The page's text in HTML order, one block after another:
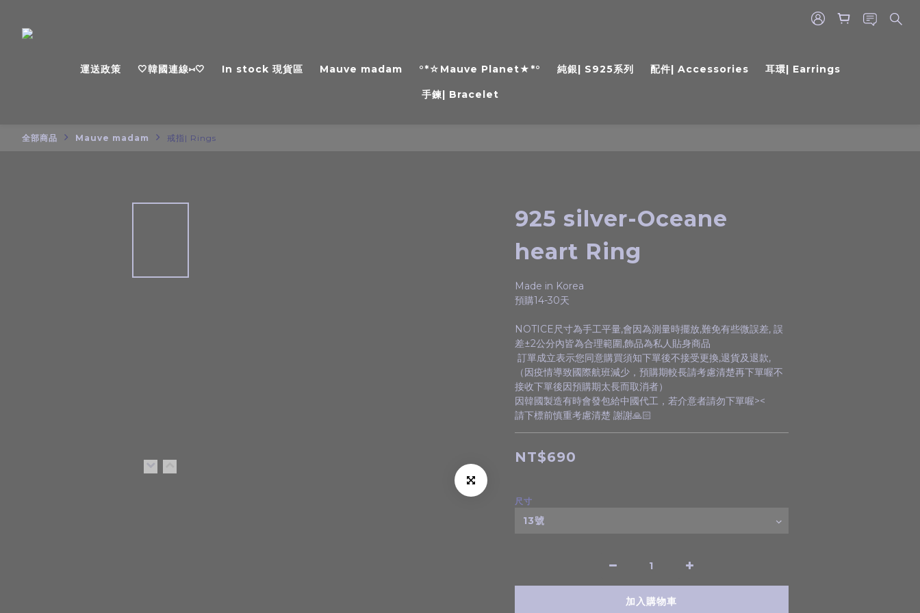
運送政策 🤍韓國連線⑅🤍 In stock 現貨區 Mauve madam °*☆Mauve Planet★*° 純銀| S925系列 配件| Accessories 耳環| Earrings
手鍊| Bracelet
全部商品 Mauve madam 戒指| Rings
925 silver-Oceane
heart Ring
Made in Korea
預購14-30天
NOTICE尺寸為手工平量,會因為測量時擺放,難免有些微誤差, 誤
差±2公分內皆為合理範圍,飾品為私人貼身商品
訂單成立表示您同意購買須知下單後不接受更換,退貨及退款,
（因疫情導致國際航班減少，預購期較長請考慮清楚再下單喔不
接收下單後因預購期太長而取消者）
因韓國製造有時會發包給中國代工，若介意者請勿下單喔><
請下標前慎重考慮清楚 謝謝🙏🏻
NT$690
尺寸
加入購物車